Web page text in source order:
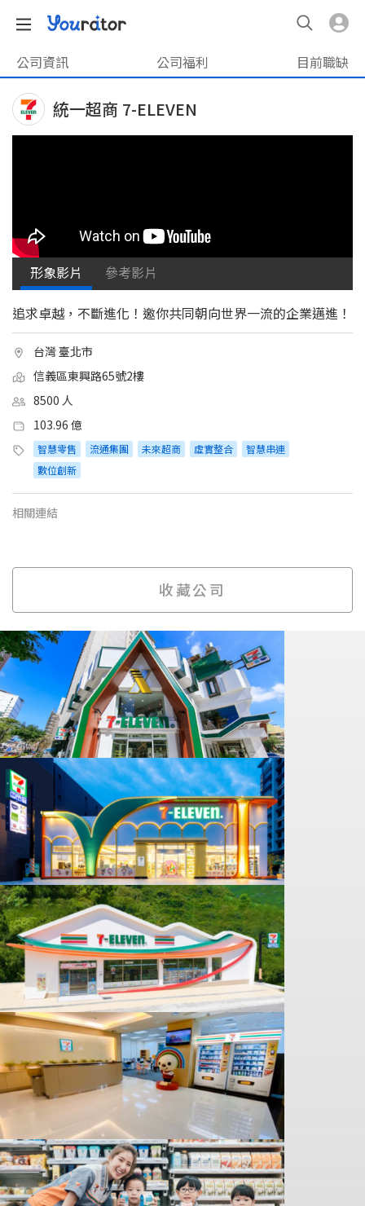
公司資訊 公司福利 目前職缺
統一超商 7-ELEVEN
形象影片 參考影片
追求卓越，不斷進化！邀你共同朝向世界一流的企業邁進！
台灣 臺北市
信義區東興路65號2樓
8500 人
103.96 億
智慧零售 流通集團 未來超商 虛實整合
智慧串連
數位創新
相關連結
收藏公司